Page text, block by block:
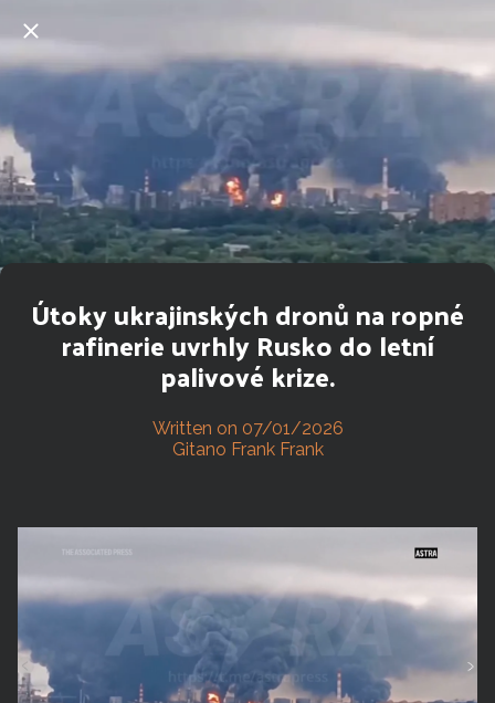
Útoky ukrajinských dronů na ropné
rafinerie uvrhly Rusko do letní
palivové krize.
Written on 07/01/2026
Gitano Frank Frank